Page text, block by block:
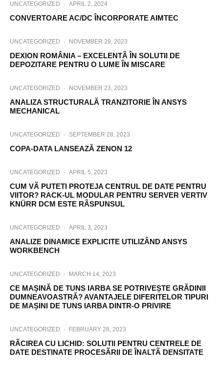
UNCATEGORIZED · APRIL 2, 2024
CONVERTOARE AC/DC ÎNCORPORATE AIMTEC
UNCATEGORIZED · NOVEMBER 29, 2023
DEXION ROMÂNIA – EXCELENTÃ ÎN SOLUTII DE
DEPOZITARE PENTRU O LUME ÎN MISCARE
UNCATEGORIZED · NOVEMBER 23, 2023
ANALIZA STRUCTURALĂ TRANZITORIE ÎN ANSYS
MECHANICAL
UNCATEGORIZED · SEPTEMBER 28, 2023
COPA-DATA LANSEAZĂ ZENON 12
UNCATEGORIZED · APRIL 5, 2023
CUM VÃ PUTETI PROTEJA CENTRUL DE DATE PENTRU
VIITOR? RACK-UL MODULAR PENTRU SERVER VERTIV
KNÜRR DCM ESTE RÃSPUNSUL
UNCATEGORIZED · APRIL 3, 2023
ANALIZE DINAMICE EXPLICITE UTILIZÂND ANSYS
WORKBENCH
UNCATEGORIZED · MARCH 14, 2023
CE MAȘINĂ DE TUNS IARBA SE POTRIVEȘTE GRĂDINII
DUMNEAVOASTRĂ? AVANTAJELE DIFERITELOR TIPURI
DE MAȘINI DE TUNS IARBA DINTR-O PRIVIRE
UNCATEGORIZED · FEBRUARY 28, 2023
RÃCIREA CU LICHID: SOLUTII PENTRU CENTRELE DE
DATE DESTINATE PROCESÃRII DE ÎNALTÃ DENSITATE